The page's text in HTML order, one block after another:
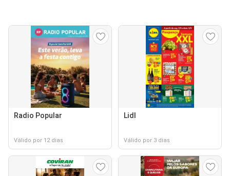
Radio Popular
Válido por 12 dias
Lidl
Válido por 3 dias